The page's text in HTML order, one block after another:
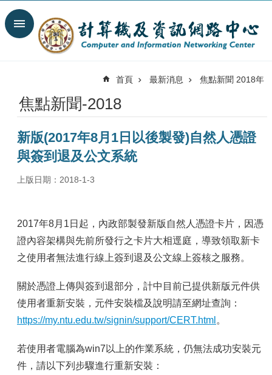
跳到主要內容區塊
搜
尋
最
消
息
於
服
務
陣
務
資
資
安
首頁 最新消息 焦點新聞 2018年
焦點新聞-2018
新版(2017年8月1日以後製發)自然人憑證
與簽到退及公文系統
上版日期：2018-1-3
2017年8月1日起，內政部製發新版自然人憑證卡片，因憑
證內容架構與先前所發行之卡片大相逕庭，導致領取新卡
之使用者無法進行線上簽到退及公文線上簽核之服務。
關於憑證上傳與簽到退部分，計中目前已提供新版元件供
使用者重新安裝，元件安裝檔及說明請至網址查詢：
https://my.ntu.edu.tw/signin/support/CERT.html 。
若使用者電腦為win7以上的作業系統，仍無法成功安裝元
件，請以下列步驟進行重新安裝：